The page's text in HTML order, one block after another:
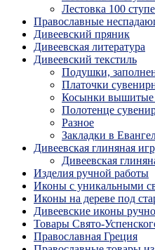
Лестовка 100
Православные
Дивеевский пряник
Дивеевская литература
Дивеевский текстиль
Подушки,
Платочки
Косынки вышитые
Полотенце
Разное
Закладки в
Дивеевская глиняная
Дивеевская
Изделия ручной работы
Иконы с уникальными
Иконы на дереве под
Дивеевские иконы
Товары Свято-
Православная Греция